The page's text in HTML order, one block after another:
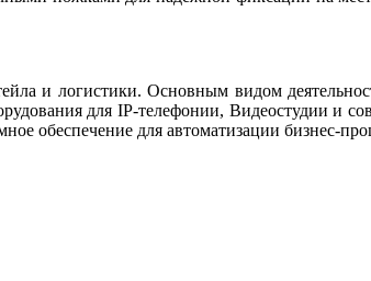
и логистики. Основным видом
для IP-телефонии, Видеостудии и
обеспечение для автоматизации бизнес-